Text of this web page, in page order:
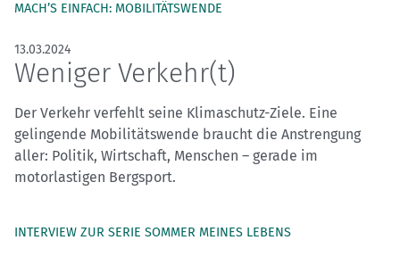
MACH’S EINFACH: MOBILITÄTSWENDE
13.03.2024
Weniger Verkehr(t)
Der Verkehr verfehlt seine Klimaschutz-Ziele. Eine
gelingende Mobilitätswende braucht die Anstrengung
aller: Politik, Wirtschaft, Menschen – gerade im
motorlastigen Bergsport.
INTERVIEW ZUR SERIE SOMMER MEINES LEBENS